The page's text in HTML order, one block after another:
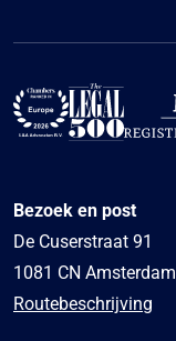
Bezoek en post
De Cuserstraat 91
1081 CN Amsterdam
Routebeschrijving